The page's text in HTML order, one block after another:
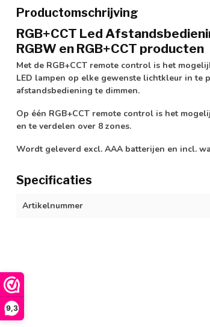
9,3
Productomschrijving
RGB+CCT Led
RGBW en RGB+CCT producten
Met de RGB+CCT remote control is het
LED lampen op elke gewenste lichtkleur in te
afstandsbediening te dimmen.
Op één RGB+CCT remote control is het
en te verdelen over 8 zones.
Wordt geleverd excl. AAA batterijen en incl.
Specificaties
Artikelnummer